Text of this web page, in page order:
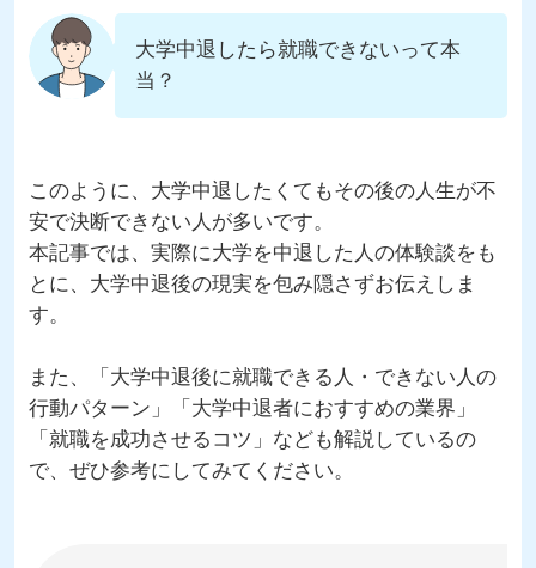
大学中退したら就職できないって本
当？
このように、大学中退したくてもその後の人生が不
安で決断できない人が多いです。
本記事では、実際に大学を中退した人の体験談をも
とに、大学中退後の現実を包み隠さずお伝えしま
す。
また、「大学中退後に就職できる人・できない人の
行動パターン」「大学中退者におすすめの業界」
「就職を成功させるコツ」なども解説しているの
で、ぜひ参考にしてみてください。